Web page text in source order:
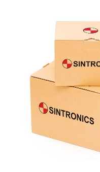
de módulos